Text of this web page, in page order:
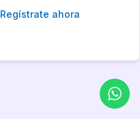
Regístrate ahora